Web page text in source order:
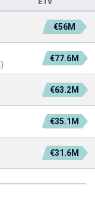
€56M
€77.6M
€63.2M
€35.1M
€31.6M